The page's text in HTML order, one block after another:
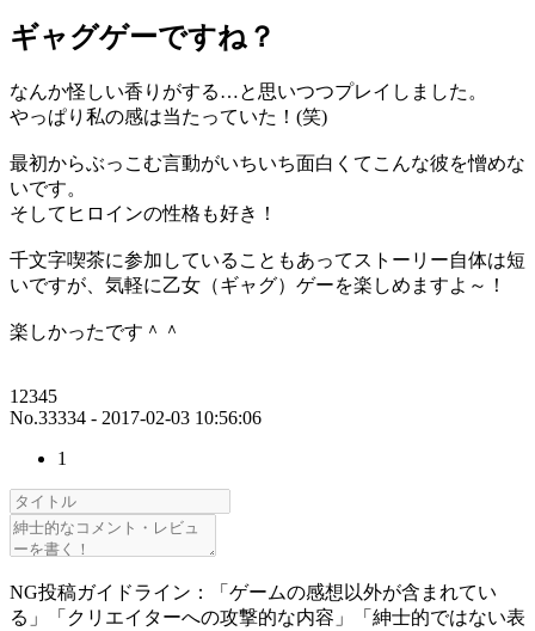
ギャグゲーですね？
なんか怪しい香りがする…と思いつつプレイしました。
やっぱり私の感は当たっていた！(笑)
最初からぶっこむ言動がいちいち面白くてこんな彼を憎めな
いです。
そしてヒロインの性格も好き！
千文字喫茶に参加していることもあってストーリー自体は短
いですが、気軽に乙女（ギャグ）ゲーを楽しめますよ～！
楽しかったです＾＾
12345
No.33334 - 2017-02-03 10:56:06
1
NG投稿ガイドライン：「ゲームの感想以外が含まれてい
る」「クリエイターへの攻撃的な内容」「紳士的ではない表